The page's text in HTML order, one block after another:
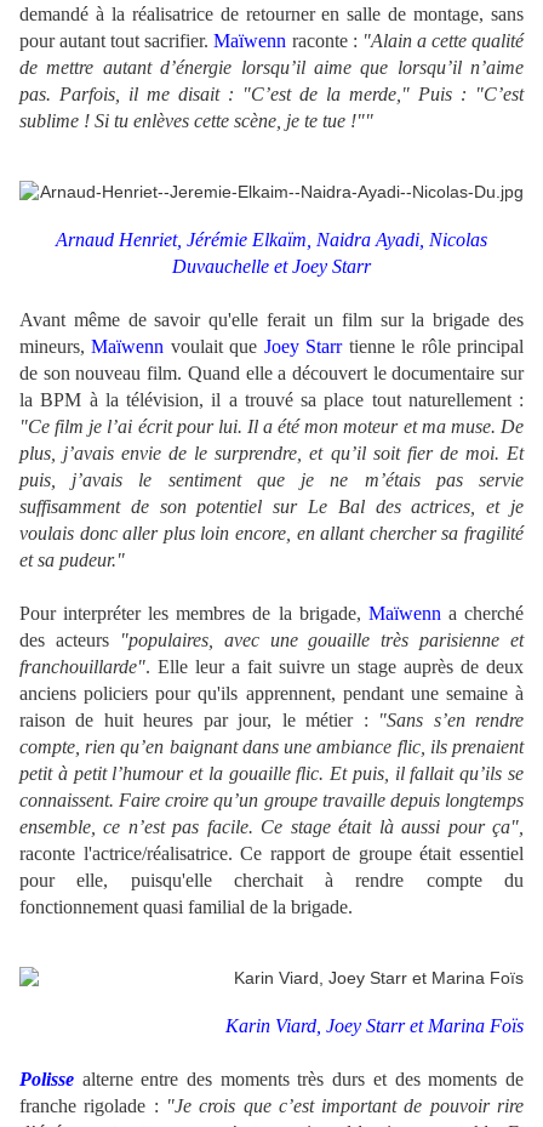
demandé à la réalisatrice de retourner en salle de montage, sans
pour autant tout sacrifier.Maïwenn raconte : "Alain a cette qualité
de mettre autant d’énergie lorsqu’il aime que lorsqu’il n’aime
pas. Parfois, il me disait : "C’est de la merde," Puis : "C’est
sublime ! Si tu enlèves cette scène, je te tue !""
Arnaud Henriet, Jérémie Elkaïm, Naidra Ayadi, Nicolas
Duvauchelle et Joey Starr
Avant même de savoir qu'elle ferait un film sur la brigade des
mineurs,Maïwenn voulait que Joey Starr tienne le rôle principal
de son nouveau film. Quand elle a découvert le documentaire sur
la BPM à la télévision, il a trouvé sa place tout naturellement :
"Ce film je l’ai écrit pour lui. Il a été mon moteur et ma muse. De
plus, j’avais envie de le surprendre, et qu’il soit fier de moi. Et
puis, j’avais le sentiment que je ne m’étais pas servie
suffisamment de son potentiel sur Le Bal des actrices, et je
voulais donc aller plus loin encore, en allant chercher sa fragilité
et sa pudeur."
Pour interpréter les membres de la brigade, Maïwenn a cherché
des acteurs
"populaires, avec une gouaille très parisienne et
franchouillarde". Elle leur a fait suivre un stage auprès de deux
anciens policiers pour qu'ils apprennent, pendant une semaine à
raison de huit heures par jour, le métier :
"Sans s’en rendre
compte, rien qu’en baignant dans une ambiance flic, ils prenaient
petit à petit l’humour et la gouaille flic. Et puis, il fallait qu’ils se
connaissent. Faire croire qu’un groupe travaille depuis longtemps
ensemble, ce n’est pas facile. Ce stage était là aussi pour ça",
raconte l'actrice/réalisatrice. Ce rapport de groupe était essentiel
pour elle, puisqu'elle cherchait à rendre compte du
fonctionnement quasi familial de la brigade.
Karin Viard, Joey Starr et Marina Foïs
Polisse alterne entre des moments très durs et des moments de
franche rigolade : "Je crois que c’est important de pouvoir rire